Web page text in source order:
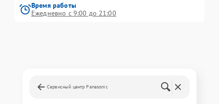
Время работы
Ежедневно с 9:00 до 21:00
Сервисный центр Panasonic